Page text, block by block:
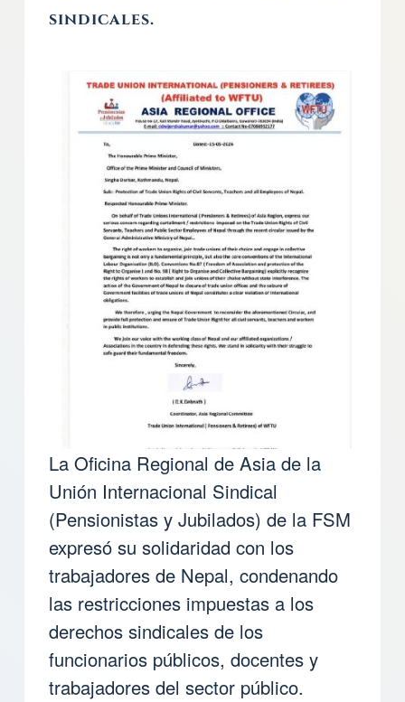
sindicales.
La Oficina Regional de Asia de la
Unión Internacional Sindical
(Pensionistas y Jubilados) de la FSM
expresó su solidaridad con los
trabajadores de Nepal, condenando
las restricciones impuestas a los
derechos sindicales de los
funcionarios públicos, docentes y
trabajadores del sector público.